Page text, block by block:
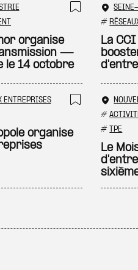
Ajouter
organise
—
le 14 octobre
#
La
ENTREPRISES
Ajouter
organise
#
# TPE
Le